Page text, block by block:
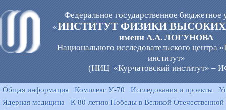
Федеральное государственное бюджетное
«ИНСТИТУТ ФИЗИКИ
имени А.А. ЛОГУНОВА
Национального исследовательского центра
институт»
(НИЦ «Курчатовский институт» –
Общая информация Комплекс У-70 Исследования и проекты
Ядерная медицина
К 80-летию Победы в Великой Отечественной